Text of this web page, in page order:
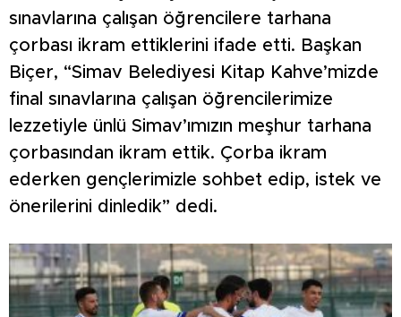
sınavlarına çalışan öğrencilere tarhana
çorbası ikram ettiklerini ifade etti. Başkan
Biçer, “Simav Belediyesi Kitap Kahve’mizde
final sınavlarına çalışan öğrencilerimize
lezzetiyle ünlü Simav’ımızın meşhur tarhana
çorbasından ikram ettik. Çorba ikram
ederken gençlerimizle sohbet edip, istek ve
önerilerini dinledik” dedi.